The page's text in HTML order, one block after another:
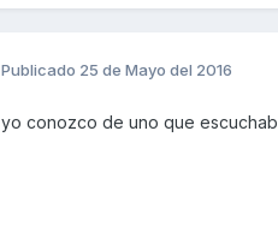
Publicado 25 de Mayo del 2016
yo conozco de uno que